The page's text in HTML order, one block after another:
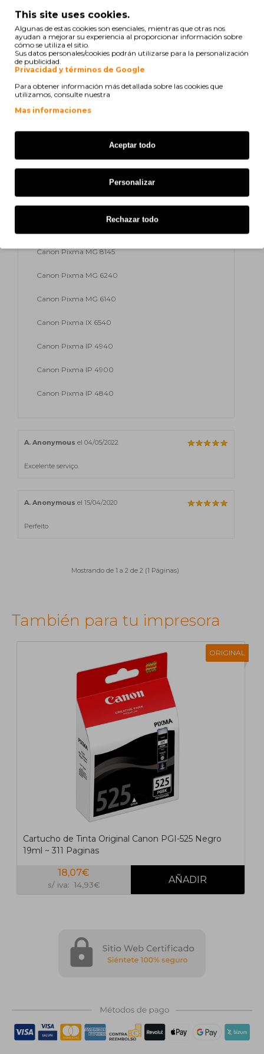
Canon Pixma MX 890 Series
Canon Pixma MX 895
Canon Pixma MG 5140
Canon Pixma IX 6500 Series
Canon Pixma IX 6520
Canon Pixma MG 6120
Canon Pixma MX 882
Canon Pixma MX 714
Canon Pixma MG 8145
Canon Pixma MG 6240
Canon Pixma MG 6140
Canon Pixma IX 6540
Canon Pixma IP 4940
Canon Pixma IP 4900
Canon Pixma IP 4840
A. Anonymous el 04/05/2022
Excelente serviço.
A. Anonymous el 15/04/2020
Perfeito
Mostrando de 1 a 2 de 2 (1 Páginas)
También para tu impresora
ORIGINAL
Cartucho de Tinta Original Canon PGI-525 Negro
19ml ~ 311 Paginas
18,07€
s/ iva: 14,93€
This site uses cookies.
Algunas de estas cookies son esenciales, mientras que otras nos
ayudan a mejorar su experiencia al proporcionar información sobre
cómo se utiliza el sitio.
Sus datos personales/cookies podrán utilizarse para la personalización
de publicidad.
Privacidad y términos de Google
Para obtener información más detallada sobre las cookies que
utilizamos, consulte nuestra
Mas informaciones
Aceptar todo
Personalizar
Rechazar todo